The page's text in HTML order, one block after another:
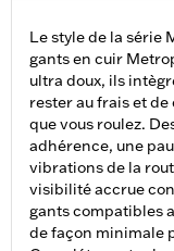
Le style de la série
gants en cuir
ultra doux, ils
rester au frais et
que vous roulez.
adhérence, une
vibrations de la
visibilité accrue
gants compatibles
de façon minimale